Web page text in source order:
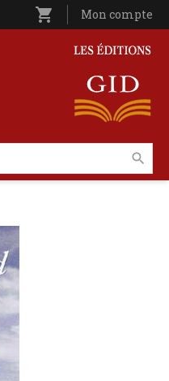
shopping_cart Utilisateur
Mon compte
Les Éditions GID